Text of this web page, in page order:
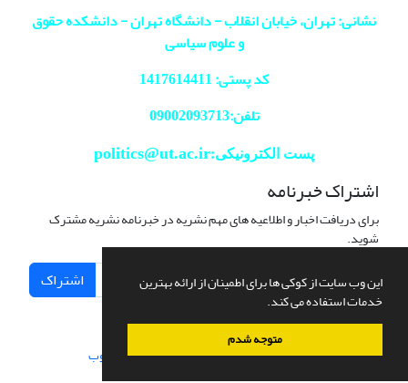
این وب سایت از کوکی ها برای اطمینان از ارائه بهترین
خدمات استفاده می کند.
متوجه شدم
نشانی: تهران، خیابان انقلاب - دانشگاه تهران - دانشکده حقوق
و علوم سیاسی
کد پستی: 1417614411
تلفن:09002093713
پست الکترونیکی:politics@ut.ac.ir
اشتراک خبرنامه
برای دریافت اخبار و اطلاعیه های مهم نشریه در خبرنامه نشریه مشترک
شوید.
اشتراک
سامانه مدیریت نشریات علمی.طراحی و پیاده سازی از سیناوب